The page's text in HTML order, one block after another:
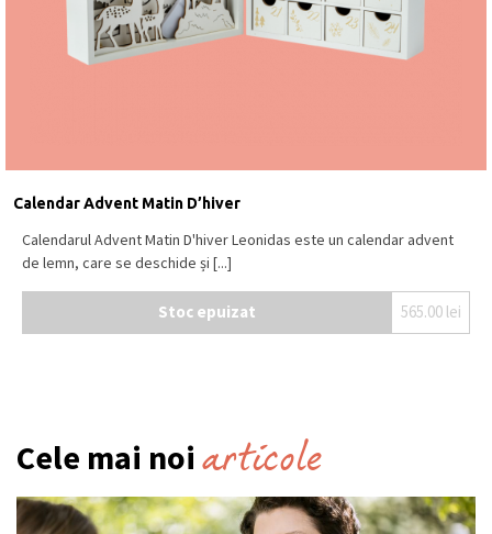
Calendar Advent Matin D’hiver
Calendarul Advent Matin D'hiver Leonidas este un calendar advent
de lemn, care se deschide și [...]
Stoc epuizat 565.00 lei
Cele mai noi articole